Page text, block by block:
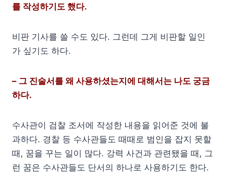
를 작성하기도 했다.
비판 기사를 쓸 수도 있다. 그런데 그게 비판할 일인
가 싶기도 하다.
– 그 진술서를 왜 사용하셨는지에 대해서는 나도 궁금
하다.
수사관이 검찰 조서에 작성한 내용을 읽어준 것에 불
과하다. 경찰 등 수사관들도 때때로 범인을 잡지 못할
때, 꿈을 꾸는 일이 많다. 강력 사건과 관련됐을 때, 그
런 꿈은 수사관들도 단서의 하나로 사용하기도 한다.